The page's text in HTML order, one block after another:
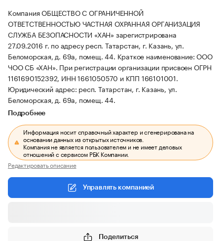
Компания ОБЩЕСТВО С ОГРАНИЧЕННОЙ
ОТВЕТСТВЕННОСТЬЮ ЧАСТНАЯ ОХРАННАЯ ОРГАНИЗАЦИЯ
СЛУЖБА БЕЗОПАСНОСТИ «ХАН» зарегистрирована
27.09.2016 г. по адресу респ. Татарстан, г. Казань, ул.
Беломорская, д. 69а, помещ. 44. Краткое наименование: ООО
ЧОО СБ «ХАН». При регистрации организации присвоен ОГРН
1161690152392, ИНН 1661050570 и КПП 166101001.
Юридический адрес: респ. Татарстан, г. Казань, ул.
Беломорская, д. 69а, помещ. 44.
Подробнее
Информация носит справочный характер и сгенерирована на
основании данных из открытых источников.
Компания не является пользователем и не имеет деловых
отношений с сервисом РБК Компании.
Редактировать описание
Управлять компанией
Поделиться